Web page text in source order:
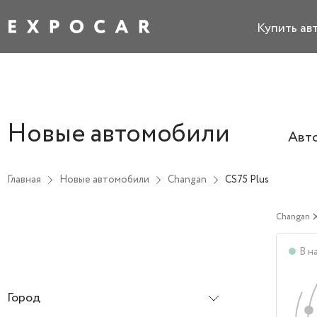
Купить
Новые автомобили
Главная Новые автомобили Changan CS75 Plus
Город
Changan
В